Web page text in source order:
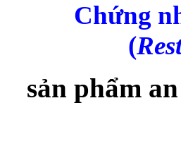
Chứng
(
sản phẩm